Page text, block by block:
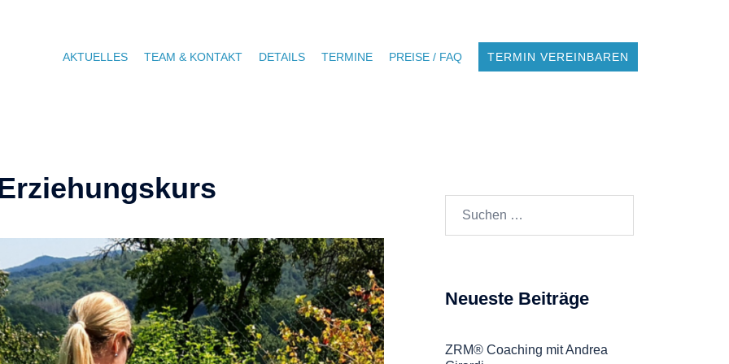
AKTUELLES TEAM & KONTAKT DETAILS TERMINE PREISE / FAQ TERMIN VEREINBAREN
Neueste Beiträge
ZRM® Coaching mit Andrea